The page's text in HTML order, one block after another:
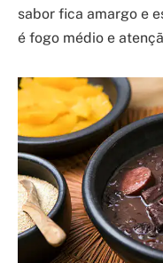
sabor fica amargo e
é fogo médio e